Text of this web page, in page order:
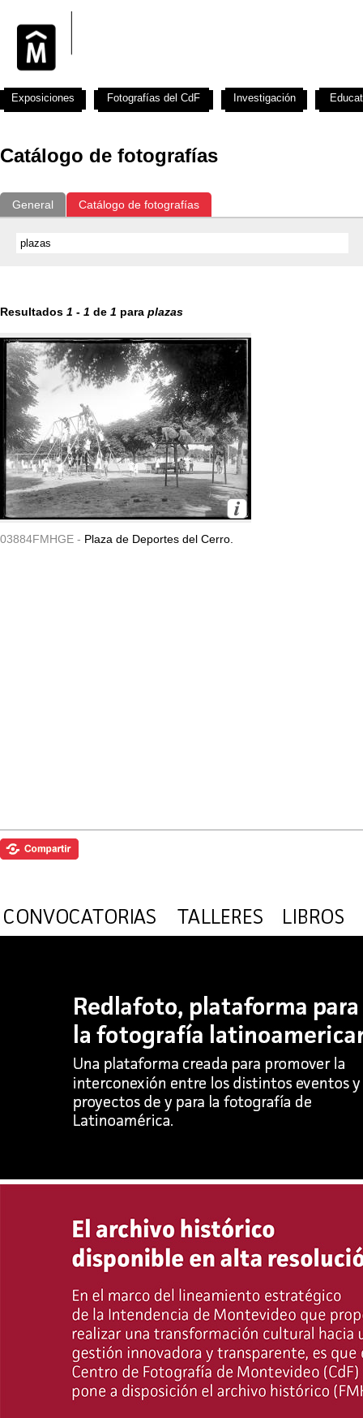
Catálogo de fotografías
General Catálogo de fotografías
Resultados 1 - 1 de 1 para plazas
03884FMHGE - Plaza de Deportes del Cerro.
Exposiciones Fotografías del CdF Investigación